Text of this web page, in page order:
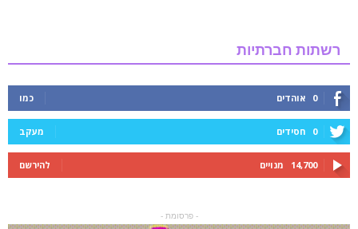
רשתות חברתיות
0 אוהדים כמו
0 חסידים מעקב
14,700 מנויים להירשם
- פרסומת -